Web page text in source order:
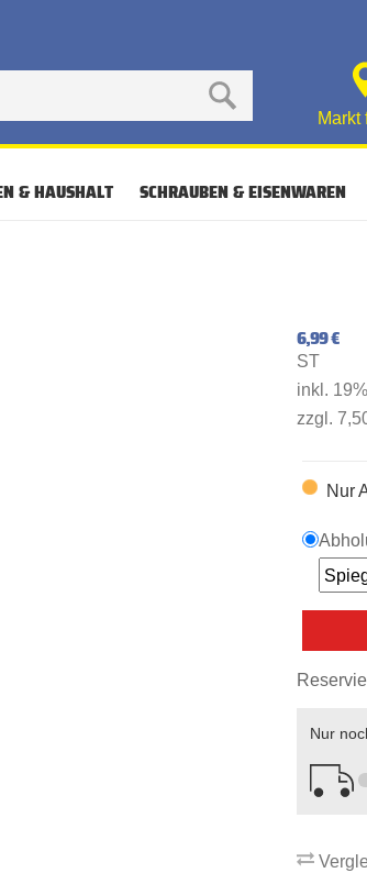
Markt
& HAUSHALT SCHRAUBEN & EISENWAREN
6,99 €
ST
inkl.
zzgl.
Nur
Nur